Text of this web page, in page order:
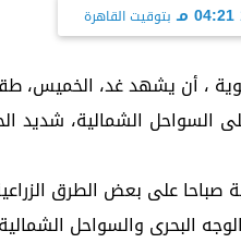
04:21 مـ بتوقيت القاهرة
، أن يشهد غد، الخميس،
السواحل الشمالية، شديد
صباحا على بعض الطرق
البحرى والسواحل